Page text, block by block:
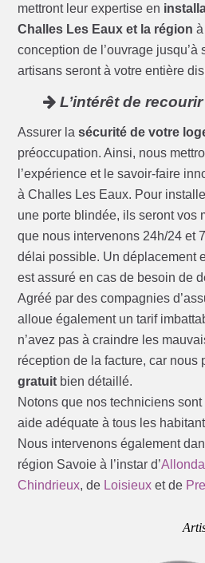
mettront leur expertise en
Challes Les Eaux et la région
conception de l’ouvrage
artisans seront à votre entière
L’intérêt de
Assurer lasécurité de votre
préoccupation. Ainsi, nous
l’expérience et le savoir-faire
à Challes Les Eaux. Pour
une porte blindée, ils seront vos
que nous intervenons 24h/24 et
délai possible. Un déplacement
est assuré en cas de besoin de
Agréé par des compagnies
alloue également un tarif
n’avez pas à craindre les
réception de la facture, car nous
gratuit bien détaillé.
Notons que nos techniciens
aide adéquate à tous les
Nous intervenons également
région Savoie à l’instar d’
Chindrieux, de Loisieux et de